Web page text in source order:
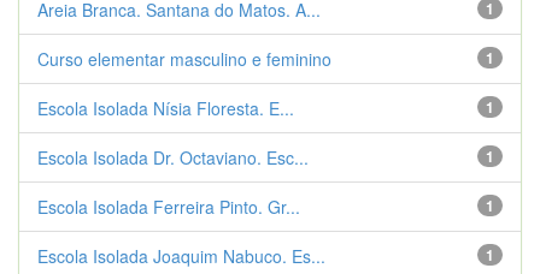
1
Areia Branca. Santana do Matos. A...
1
Curso elementar masculino e feminino
1
Escola Isolada Nísia Floresta. E...
1
Escola Isolada Dr. Octaviano. Esc...
1
Escola Isolada Ferreira Pinto. Gr...
1
Escola Isolada Joaquim Nabuco. Es...